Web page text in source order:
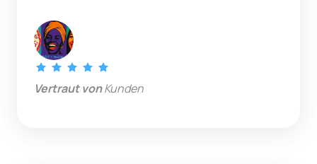
Vertraut von Kunden